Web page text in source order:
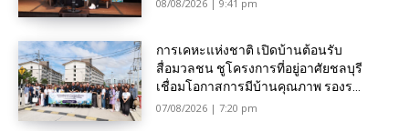
08/08/2026 | 9:41 pm
การเคหะแห่งชาติ เปิดบ้านต้อนรับ
สื่อมวลชน ชูโครงการที่อยู่อาศัยชลบุรี
เชื่อมโอกาสการมีบ้านคุณภาพ รองร...
07/08/2026 | 7:20 pm